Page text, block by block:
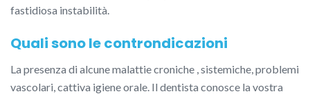
fastidiosa instabilità.
Quali sono le controndicazioni
La presenza di alcune malattie croniche , sistemiche, problemi
vascolari, cattiva igiene orale. Il dentista conosce la vostra